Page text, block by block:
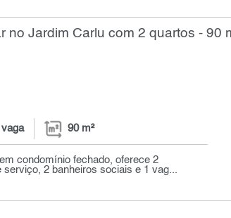
Jardim Carlu com 2 quartos - 90
vaga 90 m²
condomínio fechado, oferece 2
2 banheiros sociais e 1 vag...